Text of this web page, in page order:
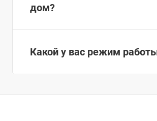
дом?
Какой у вас режим